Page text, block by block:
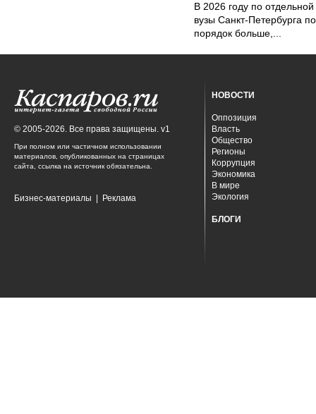
В 2026 году по
вузы Санкт-Петербурга
порядок больше,...
© 2005-2026. Все права защищены. v1
При полном или частичном использовании
материалов, опубликованных на страницах
сайта, ссылка на источник обязательна.
Бизнес-материалы Реклама
НОВОСТИ
Оппозиция
Власть
Общество
Регионы
Коррупция
Экономика
В мире
Экология
БЛОГИ